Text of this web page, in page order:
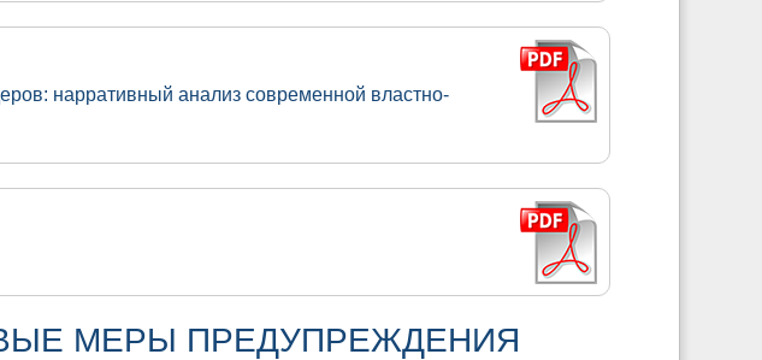
нарративный анализ современной властно-
МЕРЫ ПРЕДУПРЕЖДЕНИЯ